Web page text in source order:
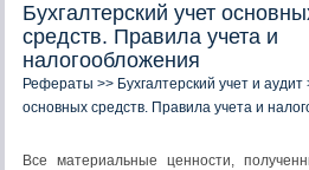
Бухгалтерский учет
средств. Правила учета и
налогообложения
Рефераты >> Бухгалтерский учет и аудит
основных средств. Правила учета и
Все материальные ценности,